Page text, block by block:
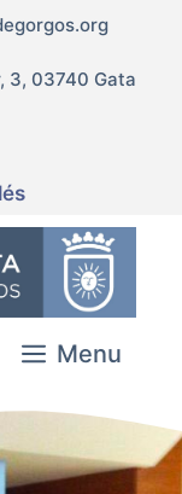
3, 03740 Gata
Menu